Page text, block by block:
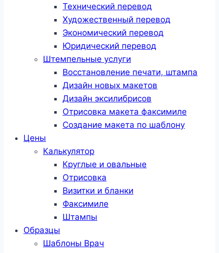
Технический перевод
Художественный перевод
Экономический перевод
Юридический перевод
Штемпельные услуги
Восстановление печати, штампа
Дизайн новых макетов
Дизайн эксилибрисов
Отрисовка макета факсимиле
Создание макета по шаблону
Цены
Калькулятор
Круглые и овальные
Отрисовка
Визитки и бланки
Факсимиле
Штампы
Образцы
Шаблоны Врач